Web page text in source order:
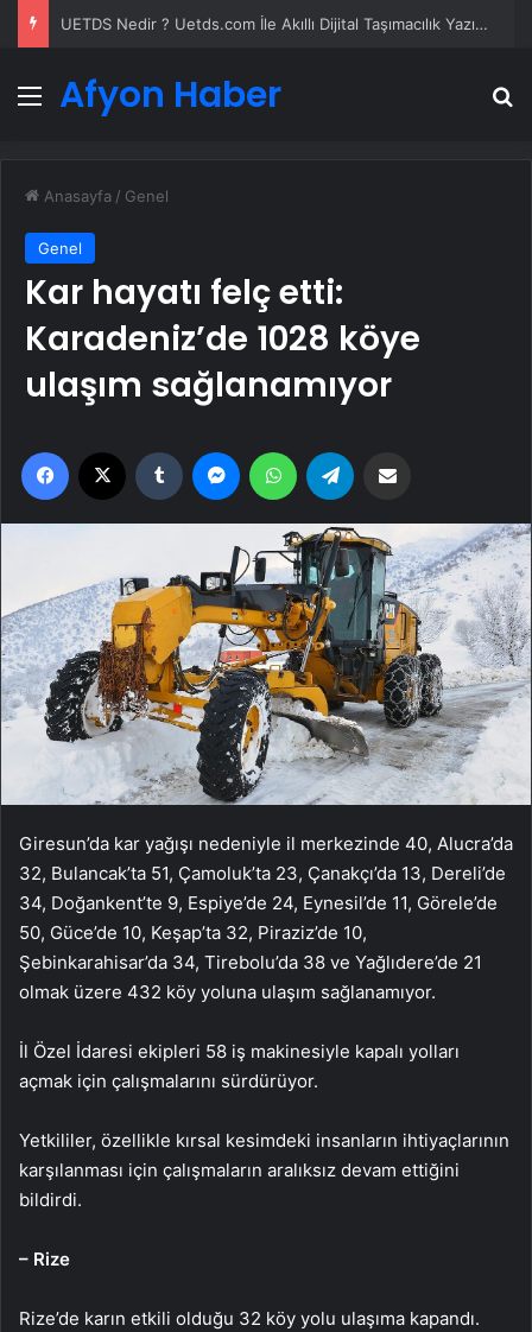
UETDS Nedir ? Uetds.com İle Akıllı Dijital Taşımacılık Yazılımı
Menü
Afyon Haber
Anasayfa / Genel
Genel
Kar hayatı felç etti:
Karadeniz’de 1028 köye
ulaşım sağlanamıyor
Facebook Tumblr MessengerWhatsApp
Giresun’da kar yağışı nedeniyle il merkezinde 40, Alucra’da
32, Bulancak’ta 51, Çamoluk’ta 23, Çanakçı’da 13, Dereli’de
34, Doğankent’te 9, Espiye’de 24, Eynesil’de 11, Görele’de
50, Güce’de 10, Keşap’ta 32, Piraziz’de 10,
Şebinkarahisar’da 34, Tirebolu’da 38 ve Yağlıdere’de 21
olmak üzere 432 köy yoluna ulaşım sağlanamıyor.
İl Özel İdaresi ekipleri 58 iş makinesiyle kapalı yolları
açmak için çalışmalarını sürdürüyor.
Yetkililer, özellikle kırsal kesimdeki insanların ihtiyaçlarının
karşılanması için çalışmaların aralıksız devam ettiğini
bildirdi.
– Rize
Rize’de karın etkili olduğu 32 köy yolu ulaşıma kapandı.